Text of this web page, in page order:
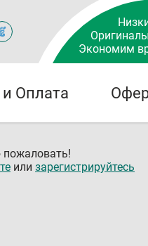
Экономим
Оплата
или зарегистрируйтесь